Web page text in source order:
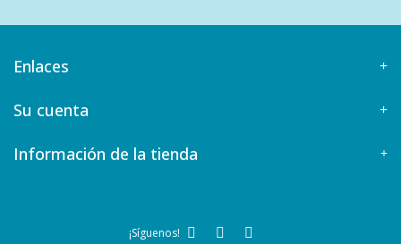
Enlaces
Su cuenta
Información de la tienda
¡Síguenos!